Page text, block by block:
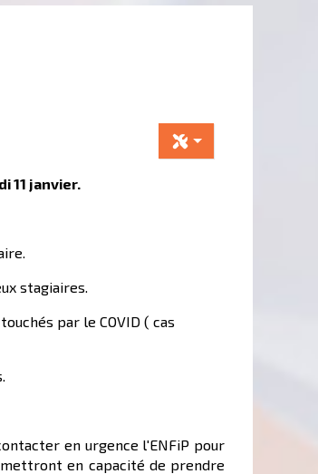
11 janvier.
stagiaires.
par le COVID ( cas
en urgence l'ENFiP pour
en capacité de prendre